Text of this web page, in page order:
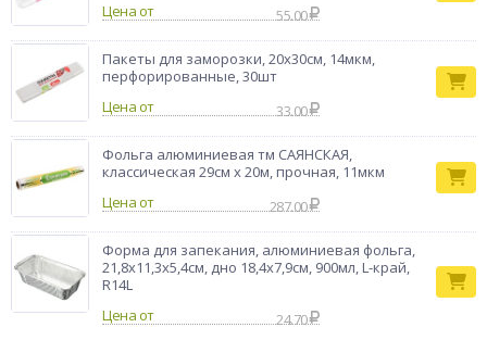
Цена от
55.00
Пакеты для заморозки, 20х30см, 14мкм,
перфорированные, 30шт
Цена от
33.00
Фольга алюминиевая тм САЯНСКАЯ,
классическая 29см х 20м, прочная, 11мкм
Цена от
287.00
Форма для запекания, алюминиевая фольга,
21,8x11,3x5,4см, дно 18,4x7,9cм, 900мл, L-край,
R14L
Цена от
24.70